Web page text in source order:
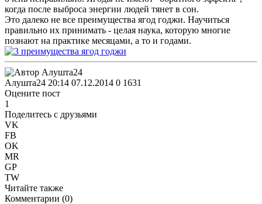
когда после выброса энергии людей тянет в сон.
Это далеко не все преимущества ягод годжи. Научиться
правильно их принимать - целая наука, которую многие
познают на практике месяцами, а то и годами.
Алушта24 20:14 07.12.2014 0 1631
Оцените пост
1
Поделитесь с друзьями
VK
FB
OK
MR
GP
TW
Читайте также
Комментарии (0)